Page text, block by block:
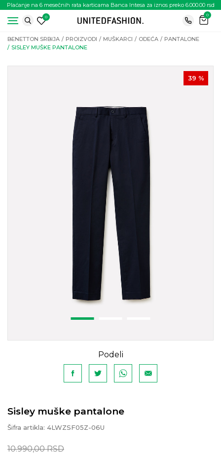
Plaćanje na 6 mesečnih rata karticama Banca Intesa za iznos preko 6.000.00 rsd
0
0
BENETTON SRBIJA PROIZVODI MUŠKARCI ODEĆA
PANTALONE
SISLEY MUŠKE PANTALONE
39 %
Podeli
Sisley muške pantalone
Šifra artikla: 4LWZSF05Z-06U
10.990,00 RSD